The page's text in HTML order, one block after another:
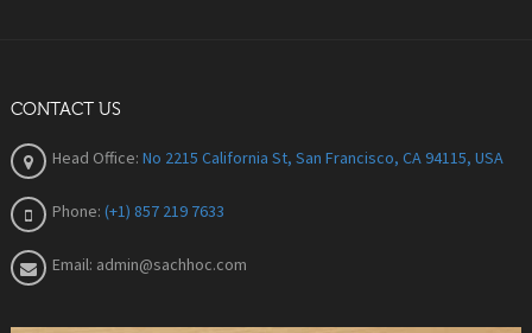
CONTACT US
Head Office: No 2215 California St, San Francisco, CA 94115, USA
Phone: (+1) 857 219 7633
Email: admin@sachhoc.com